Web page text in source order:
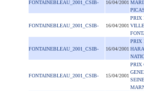
FONTAINEBLEAU_2001_CSIB- 16/04/2001
FONTAINEBLEAU_2001_CSIB- 16/04/2001
PRIX
FONTAINEBLEAU_2001_CSIB- 16/04/2001
PRIX
FONTAINEBLEAU_2001_CSIB- 15/04/2001
PRIX